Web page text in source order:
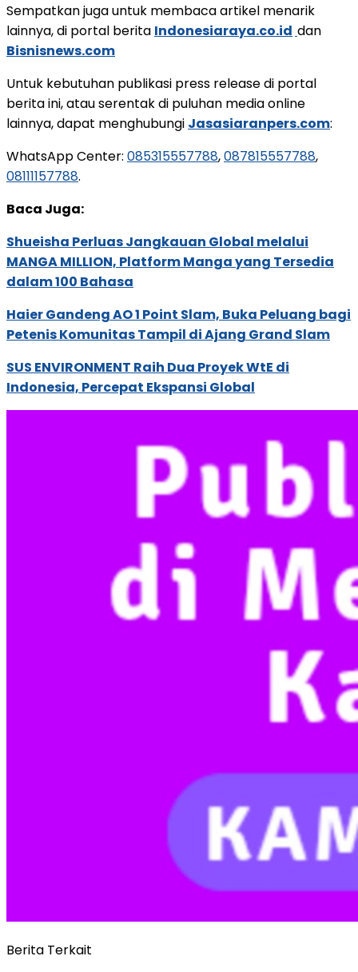
Sempatkan juga untuk membaca artikel menarik
lainnya, di portal berita Indonesiaraya.co.id dan
Bisnisnews.com
Untuk kebutuhan publikasi press release di portal
berita ini, atau serentak di puluhan media online
lainnya, dapat menghubungi Jasasiaranpers.com:
WhatsApp Center: 085315557788,087815557788,
08111157788.
Baca Juga:
Shueisha Perluas Jangkauan Global melalui
MANGA MILLION, Platform Manga yang Tersedia
dalam 100 Bahasa
Haier Gandeng AO 1 Point Slam, Buka Peluang bagi
Petenis Komunitas Tampil di Ajang Grand Slam
SUS ENVIRONMENT Raih Dua Proyek WtE di
Indonesia, Percepat Ekspansi Global
Berita Terkait